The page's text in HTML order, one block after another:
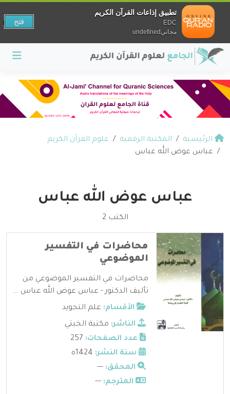
الرئيسية المكتبة الرقمية
علوم القرآن الكريم
عباس عوض الله عباس
عباس عوض الله عباس
الكتب 2
محاضرات في التفسير
الموضوعي
محاضرات في التفسير الموضوعي من
تأليف الدكتور - عباس عوض الله عباس ...
الأقسام: علم التجويد
الناشر: مكتبة الخبتي
عدد الصفحات:
سنة النشر:
المحقق: ---
المترجم: ---
تطبيق إذاعات القرآن الكريم
EDC
مجانيundefined
فتح